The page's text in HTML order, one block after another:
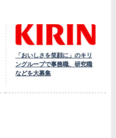
「おいしさを笑顔に」のキリ
ングループで事務職、研究職
などを大募集